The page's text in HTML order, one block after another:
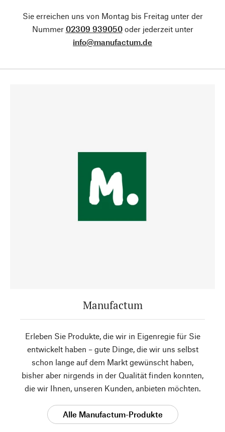
Sie erreichen uns von Montag bis Freitag unter der
Nummer 02309 939050oder jederzeit unter
info@manufactum.de
Manufactum
Erleben Sie Produkte, die wir in Eigenregie für Sie
entwickelt haben – gute Dinge, die wir uns selbst
schon lange auf dem Markt gewünscht haben,
bisher aber nirgends in der Qualität finden konnten,
die wir Ihnen, unseren Kunden, anbieten möchten.
Alle Manufactum-Produkte